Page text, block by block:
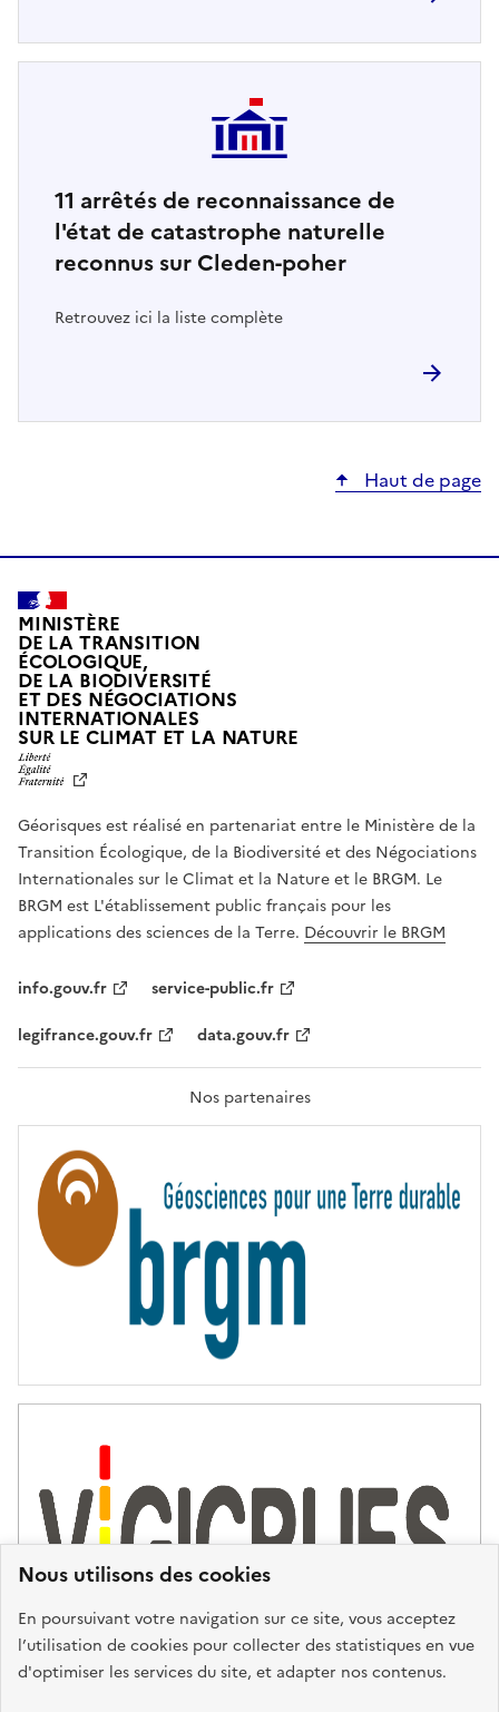
Nous utilisons des cookies
En poursuivant votre navigation sur ce site, vous acceptez
l’utilisation de cookies pour collecter des statistiques en vue
d'optimiser les services du site, et adapter nos contenus.
11 arrêtés de reconnaissance de
l'état de catastrophe naturelle
reconnus sur Cleden-poher
Retrouvez ici la liste complète
Haut de page
MINISTÈRE
DE LA TRANSITION
ÉCOLOGIQUE,
DE LA BIODIVERSITÉ
ET DES NÉGOCIATIONS
INTERNATIONALES
SUR LE CLIMAT ET LA NATUREL
T
É
,
É
G
A
L
F
A
T
R
T
É
Géorisques est réalisé en partenariat entre le Ministère de la
Transition Écologique, de la Biodiversité et des Négociations
Internationales sur le Climat et la Nature et le BRGM. Le
BRGM est L'établissement public français pour les
applications des sciences de la Terre. Découvrir le BRGM
info.gouv.fr
service-public.fr
legifrance.gouv.fr
data.gouv.fr
Nos partenaires